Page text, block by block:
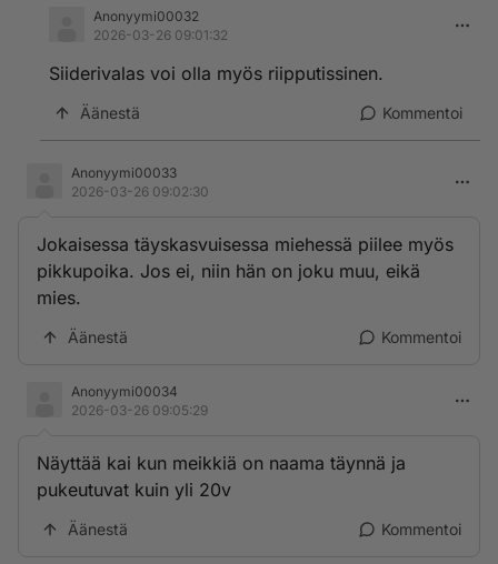
Anonyymi00032
2026-03-26 09:01:32
Siiderivalas voi olla myös riipputissinen.
Äänestä Kommentoi
Anonyymi00033
2026-03-26 09:02:30
Jokaisessa täyskasvuisessa miehessä piilee myös
pikkupoika. Jos ei, niin hän on joku muu, eikä
mies.
Äänestä Kommentoi
Anonyymi00034
2026-03-26 09:05:29
Näyttää kai kun meikkiä on naama täynnä ja
pukeutuvat kuin yli 20v
Äänestä Kommentoi